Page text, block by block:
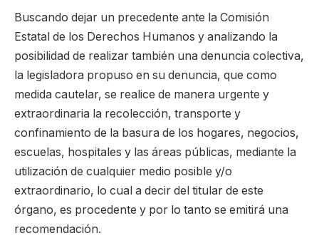
Buscando dejar un precedente ante la Comisión
Estatal de los Derechos Humanos y analizando la
posibilidad de realizar también una denuncia colectiva,
la legisladora propuso en su denuncia, que como
medida cautelar, se realice de manera urgente y
extraordinaria la recolección, transporte y
confinamiento de la basura de los hogares, negocios,
escuelas, hospitales y las áreas públicas, mediante la
utilización de cualquier medio posible y/o
extraordinario, lo cual a decir del titular de este
órgano, es procedente y por lo tanto se emitirá una
recomendación.